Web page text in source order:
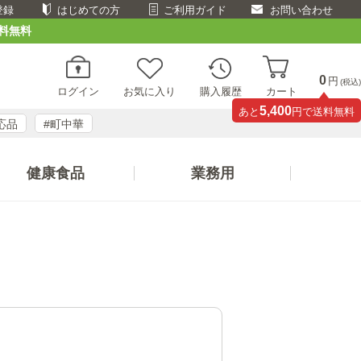
録 はじめての方 ご利用ガイド お問い合わせ
無料
ログイン お気に入り 購入履歴 カート
0 円 (税込)
あと 5,400円で送料無料
品 #町中華
健康食品 業務用